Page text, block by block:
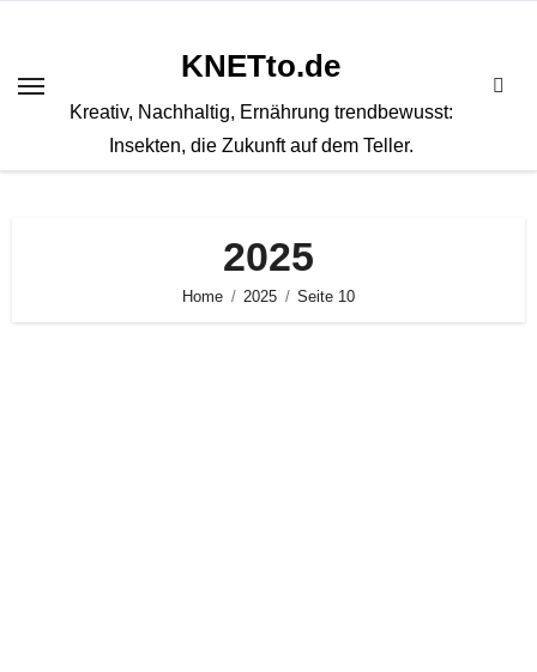
springen
KNETto.de
Kreativ, Nachhaltig, Ernährung trendbewusst:
Insekten, die Zukunft auf dem Teller.
2025
Home 2025 Seite 10